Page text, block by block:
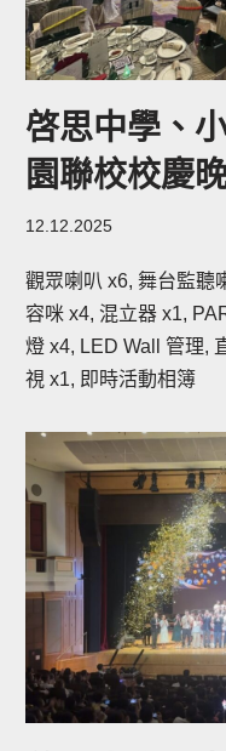
啓思中學、
園聯校校慶
12.12.2025
觀眾喇叭 x6, 舞台監聽
容咪 x4, 混立器 x1,
燈 x4, LED Wall 管理,
視 x1, 即時活動相簿